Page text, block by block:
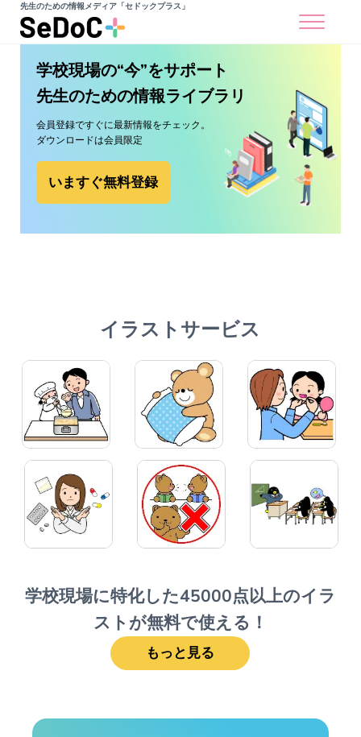
Skip to main content
Skip to site footer
先生のための情報メディア「セドックプラス」
Menu
学校現場の“今”をサポート
先生のための情報ライブラリ
会員登録ですぐに最新情報をチェック。
ダウンロードは会員限定
いますぐ無料登録
イラストサービス
学校現場に特化した45000点以上のイラ
ストが無料で使える！
もっと見る